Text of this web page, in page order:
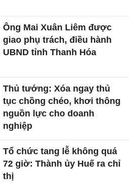
Ông Mai Xuân Liêm được
giao phụ trách, điều hành
UBND tỉnh Thanh Hóa
Thủ tướng: Xóa ngay thủ
tục chồng chéo, khơi thông
nguồn lực cho doanh
nghiệp
Tổ chức tang lễ không quá
72 giờ: Thành ủy Huế ra chỉ
thị